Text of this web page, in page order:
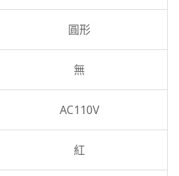
圓形
無
AC110V
紅